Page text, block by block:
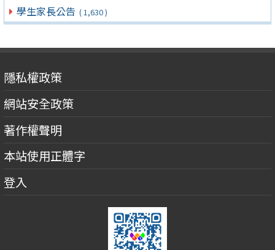
學生家長公告 ( 1,630 )
隱私權政策
網站安全政策
著作權聲明
本站使用正體字
登入